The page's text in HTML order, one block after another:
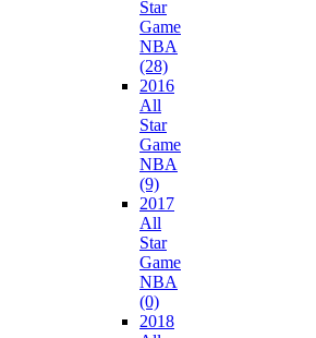
Star
Game
NBA
(28)
2016
All
Star
Game
NBA
(9)
2017
All
Star
Game
NBA
(0)
2018